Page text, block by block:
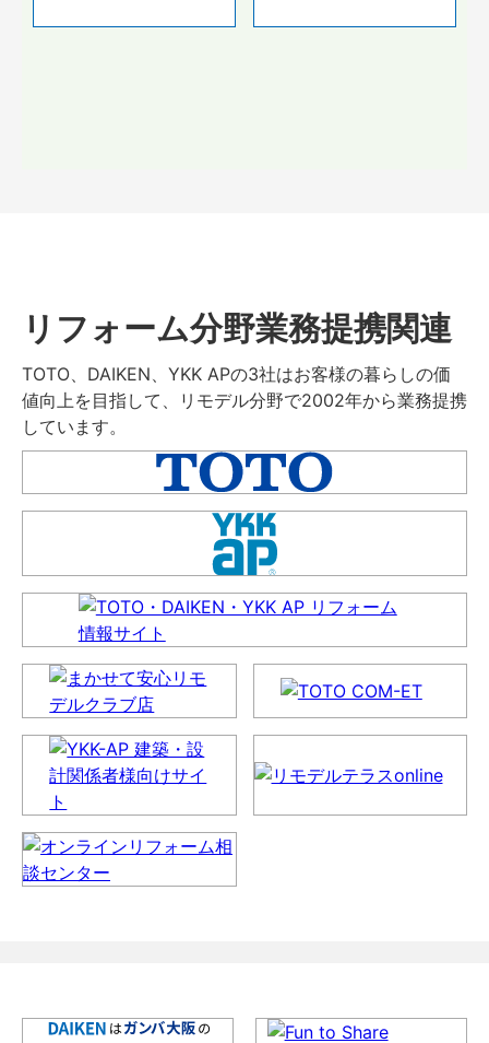
リフォーム分野業務提携関連
TOTO、DAIKEN、YKK APの3社はお客様の暮らしの価
値向上を目指して、リモデル分野で2002年から業務提携
しています。